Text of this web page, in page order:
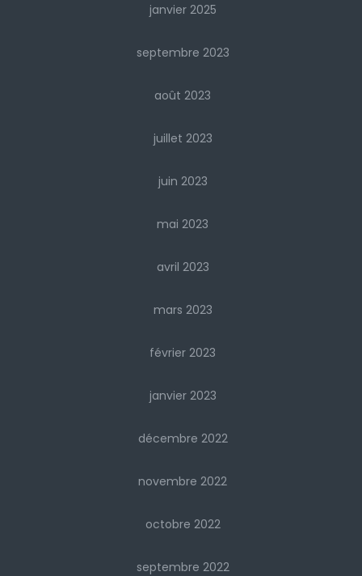
janvier 2025
septembre 2023
août 2023
juillet 2023
juin 2023
mai 2023
avril 2023
mars 2023
février 2023
janvier 2023
décembre 2022
novembre 2022
octobre 2022
septembre 2022